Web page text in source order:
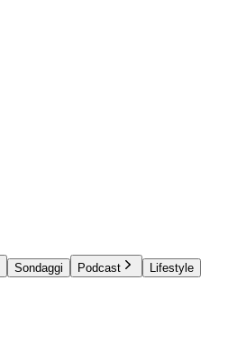
Sondaggi Podcast
Lifestyle